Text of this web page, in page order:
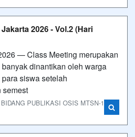
2026 - Vol.2 (Hari
— Class Meeting merupakan
dinantikan oleh warga
siswa setelah
semest
PUBLIKASI OSIS MTSN-1